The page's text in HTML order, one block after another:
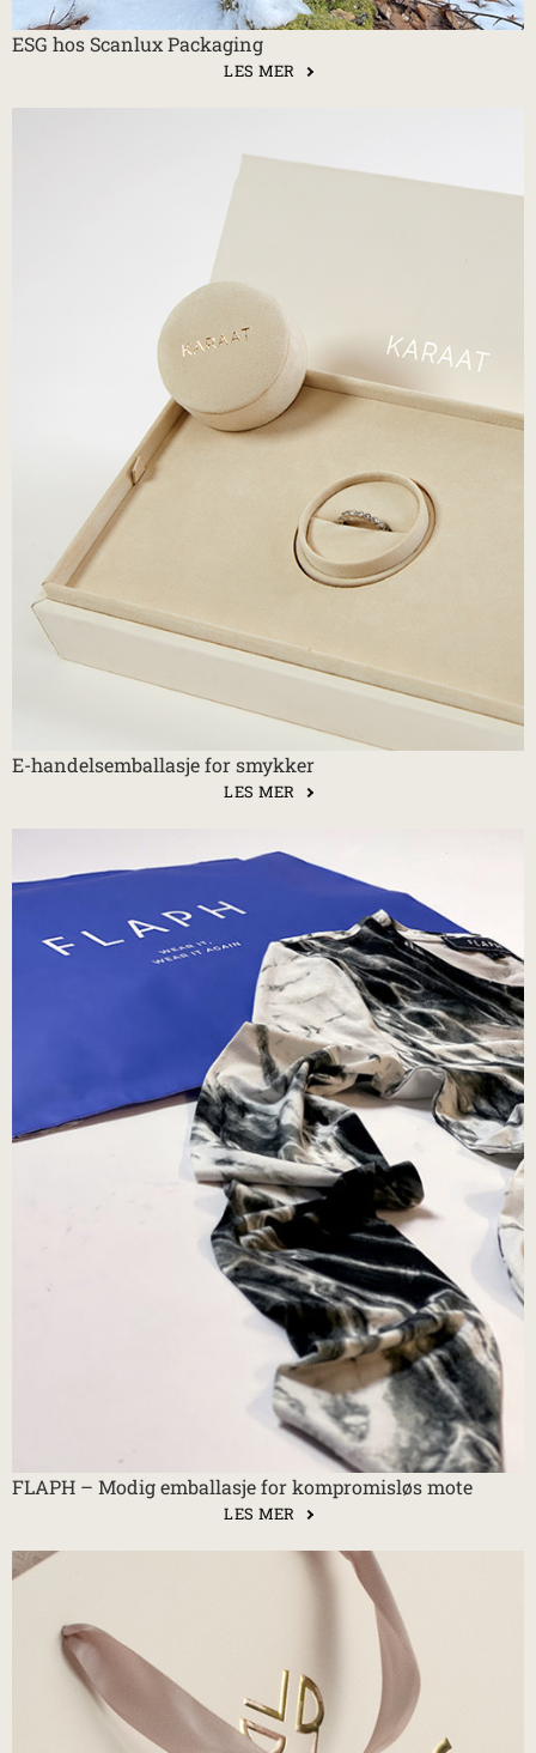
ESG hos Scanlux Packaging
LES MER
E-handelsemballasje for smykker
LES MER
FLAPH – Modig emballasje for kompromisløs mote
LES MER